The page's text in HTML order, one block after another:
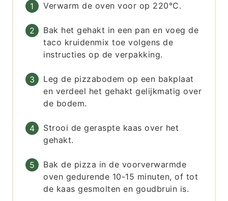
Verwarm de oven voor op 220°C.
Bak het gehakt in een pan en voeg de
taco kruidenmix toe volgens de
instructies op de verpakking.
Leg de pizzabodem op een bakplaat
en verdeel het gehakt gelijkmatig over
de bodem.
Strooi de geraspte kaas over het
gehakt.
Bak de pizza in de voorverwarmde
oven gedurende 10-15 minuten, of tot
de kaas gesmolten en goudbruin is.